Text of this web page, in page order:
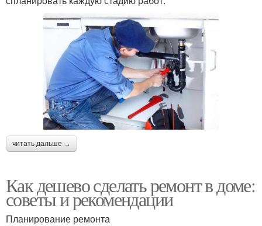
читать дальше →
Как дешево сделать ремонт в доме:
советы и рекомендации
Планирование ремонта